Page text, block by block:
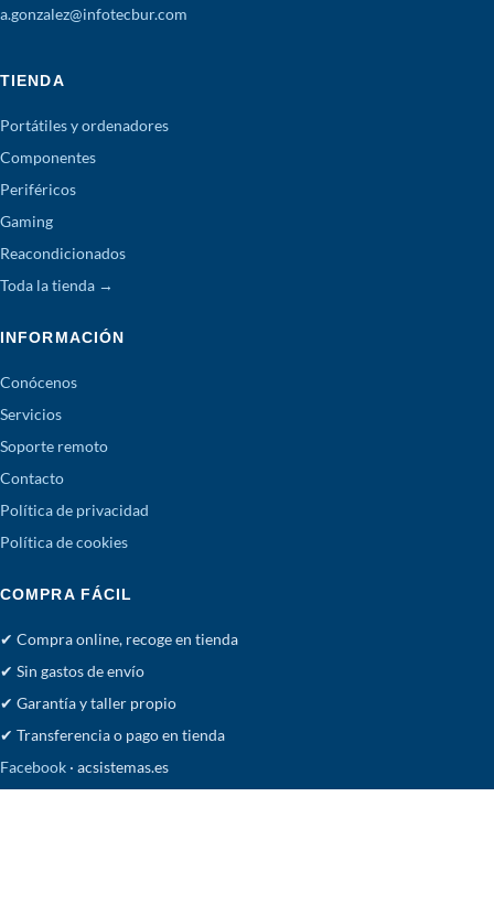
a.gonzalez@infotecbur.com
TIENDA
Portátiles y ordenadores
Componentes
Periféricos
Gaming
Reacondicionados
Toda la tienda →
INFORMACIÓN
Conócenos
Servicios
Soporte remoto
Contacto
Política de privacidad
Política de cookies
COMPRA FÁCIL
✔ Compra online, recoge en tienda
✔ Sin gastos de envío
✔ Garantía y taller propio
✔ Transferencia o pago en tienda
Facebook · acsistemas.es